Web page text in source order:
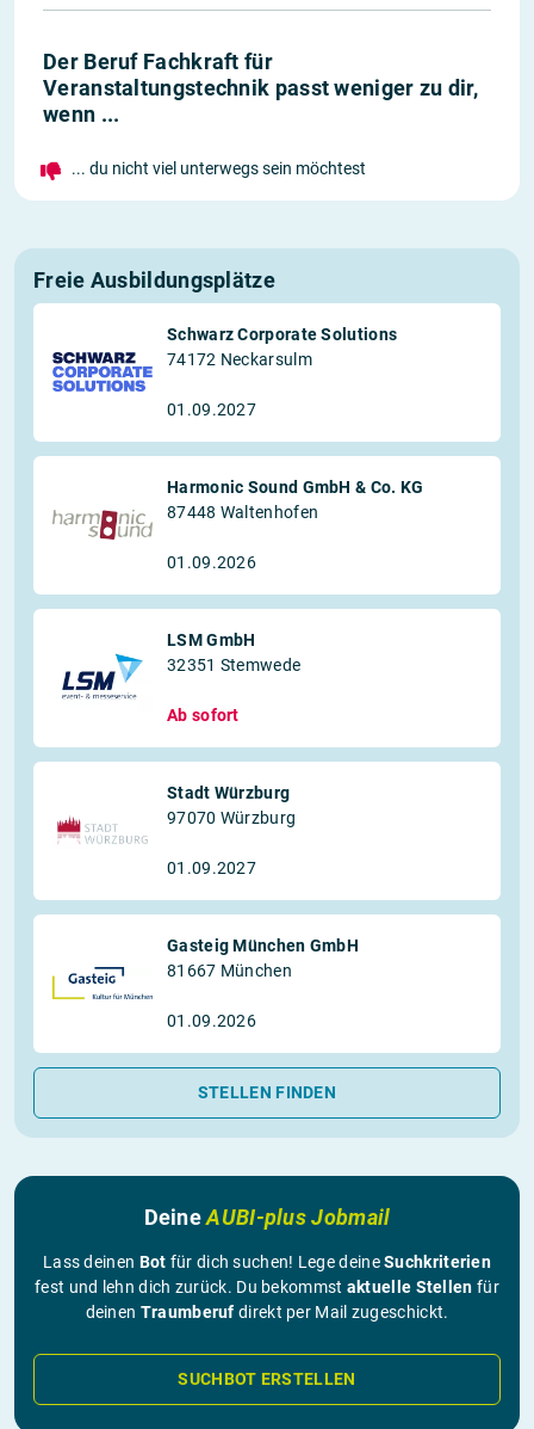
Der Beruf Fachkraft für
Veranstaltungstechnik passt weniger zu dir,
wenn ...
... du nicht viel unterwegs sein möchtest
Freie Ausbildungsplätze
Schwarz Corporate Solutions
74172 Neckarsulm
01.09.2027
Harmonic Sound GmbH & Co. KG
87448 Waltenhofen
01.09.2026
LSM GmbH
32351 Stemwede
Ab sofort
Stadt Würzburg
97070 Würzburg
01.09.2027
Gasteig München GmbH
81667 München
01.09.2026
STELLEN FINDEN
DeineAUBI-plus Jobmail
Lass deinen Bot für dich suchen! Lege deineSuchkriterien
fest und lehn dich zurück. Du bekommst aktuelle Stellen für
deinen Traumberuf direkt per Mail zugeschickt.
SUCHBOT ERSTELLEN